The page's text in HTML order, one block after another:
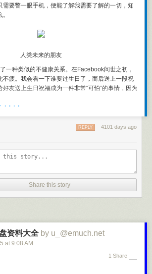
疗法/ 清流
化想象的一种工具，而非相反。制定计划会让你从
模型。而且写出的计划能帮你与此模型保持连续
思维构想 — 一个幻觉 — 因为你永远不会存在于未
响你的现在。但通过利用连续一致、内在相连的未
大多数时候在实现个人目标上也毫无问题。制定计
的目标，就无需制定计划。但倘若如此，你很可
继续像以往一样工作，就能期待达成此目标，那你
雄心勃勃的目标，想让今年收入增长100%，又会怎
好想想了。这种情形需要你思考一年后想成为的样
来的30或90天内需要做什么。很可能你对第一步该
达成此目标的方法有可能存在，但实现它的途径并
假如经过15小时努力，你制定出一份步步相扣的计
要做什么，便可在未来一年让个人收入增长100%，
会非常清晰地告诉你，为实现目标，本周你就必
划让你感到言之有理 — 虽然绝不轻松，但你很清楚
可能达成此目标。倘若如此，那15小时是不是你
需要瞥一眼手机，便能了解我需要了解的一切，知
人类未来的朋友
一种类似的不健康关系。在Facebook问世之初，
不疲。我会看一下谁要过生日了，而后送上一段祝
友送上生日祝福成为一件非常“可怕”的事情，因为
友的生日，最后逼得我干脆不给所有人送上生日
道任何一个人的“特殊日子”是什么时候，但如果没
记住这些特别日，这会让人感到很抑郁。你还能凭
把一件事情记在纸上——依我之见，现在用这种方
件事情。现在，我已经将Twitter作为我的一个大脑
什么？碰到这样的问题时，我就查一下Twitter上的
了什么帖子。或者在Instagram上打开我的在线剪贴
科幻片《机械战警》
方向，不得不依赖iPhone导航。（也许我并不是个
罢了，谁知道呢？）既然我的口袋里装着整个世
· · · ·
4101 days ago
REPLY
Share this story
资料大全 by u_@emuch.net
at 9:08 AM
1 Share